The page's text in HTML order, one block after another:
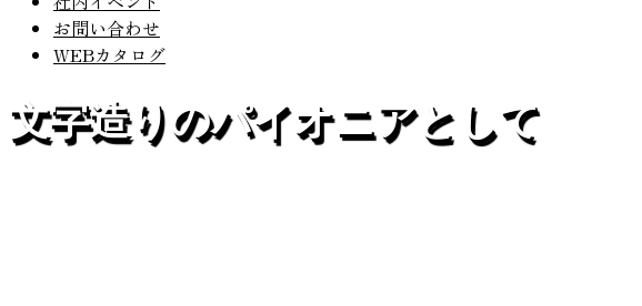
お問い合わせ
WEBカタログ
文字造りのパイオニアとして